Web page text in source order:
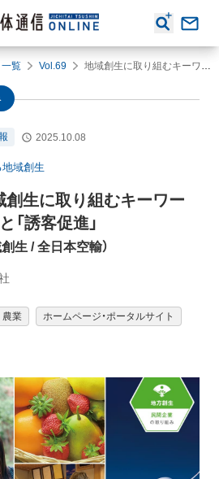
一覧 Vol.69 地域創生に取り組むキーワードは、「魅力発信」と「誘客促進」
2025.10.08
地域創生
創生に取り組むキーワー
「誘客促進」
生 / 全日本空輸）
農業 ホームページ・ポータルサイト